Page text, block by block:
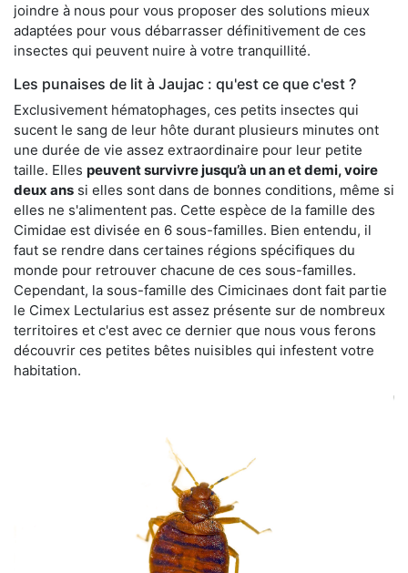
joindre à nous pour vous proposer des solutions mieux
adaptées pour vous débarrasser définitivement de ces
insectes qui peuvent nuire à votre tranquillité.
Les punaises de lit à Jaujac : qu'est ce que c'est ?
Exclusivement hématophages, ces petits insectes qui
sucent le sang de leur hôte durant plusieurs minutes ont
une durée de vie assez extraordinaire pour leur petite
taille. Elles peuvent survivre jusqu’à un an et demi, voire
deux ans si elles sont dans de bonnes conditions, même si
elles ne s'alimentent pas. Cette espèce de la famille des
Cimidae est divisée en 6 sous-familles. Bien entendu, il
faut se rendre dans certaines régions spécifiques du
monde pour retrouver chacune de ces sous-familles.
Cependant, la sous-famille des Cimicinaes dont fait partie
le Cimex Lectularius est assez présente sur de nombreux
territoires et c'est avec ce dernier que nous vous ferons
découvrir ces petites bêtes nuisibles qui infestent votre
habitation.